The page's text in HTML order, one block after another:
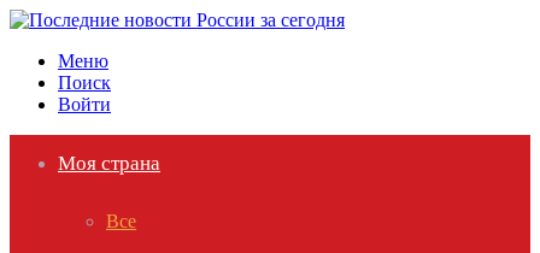
Меню
Поиск
Войти
Моя страна
Все